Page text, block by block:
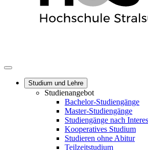
Studium und Lehre
Studienangebot
Bachelor-Studiengänge
Master-Studiengänge
Studiengänge nach
Kooperatives Studium
Studieren ohne Abitur
Teilzeitstudium